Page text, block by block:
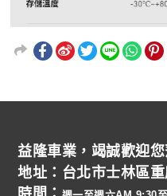
益隆車業，竭誠歡迎
地址：台北市士林區